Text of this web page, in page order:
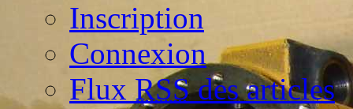
Inscription
Connexion
FluxRSSdes articles